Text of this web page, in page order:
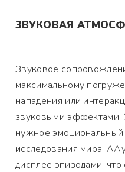
ЗВУКОВАЯ
Звуковое
максимальному
нападения или
звуковыми эффектами.
нужное
исследования мира.
дисплее эпизодами, что